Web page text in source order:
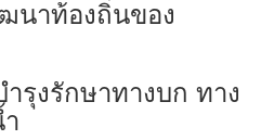
นาท้องถิ่นของ
รุงรักษาทางบก ทาง